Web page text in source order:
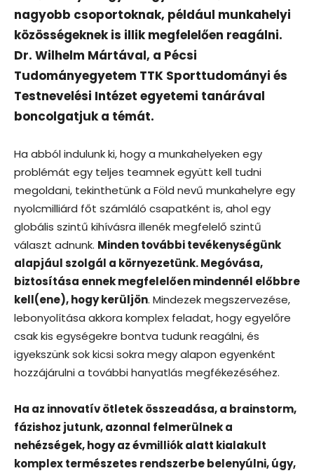
nagyobb csoportoknak, például munkahelyi
közösségeknek is illik megfelelően reagálni.
Dr. Wilhelm Mártával, a Pécsi
Tudományegyetem TTK Sporttudományi és
Testnevelési Intézet egyetemi tanárával
boncolgatjuk a témát.
Ha abból indulunk ki, hogy a munkahelyeken egy
problémát egy teljes teamnek együtt kell tudni
megoldani, tekinthetünk a Föld nevű munkahelyre egy
nyolcmilliárd főt számláló csapatként is, ahol egy
globális szintű kihívásra illenék megfelelő szintű
választ adnunk. Minden további tevékenységünk
alapjául szolgál a környezetünk. Megóvása,
biztosítása ennek megfelelően mindennél előbbre
kell(ene), hogy kerüljön. Mindezek megszervezése,
lebonyolítása akkora komplex feladat, hogy egyelőre
csak kis egységekre bontva tudunk reagálni, és
igyekszünk sok kicsi sokra megy alapon egyenként
hozzájárulni a további hanyatlás megfékezéséhez.
Ha az innovatív ötletek összeadása, a brainstorm,
fázishoz jutunk, azonnal felmerülnek a
nehézségek, hogy az évmilliók alatt kialakult
komplex természetes rendszerbe belenyúlni, úgy,